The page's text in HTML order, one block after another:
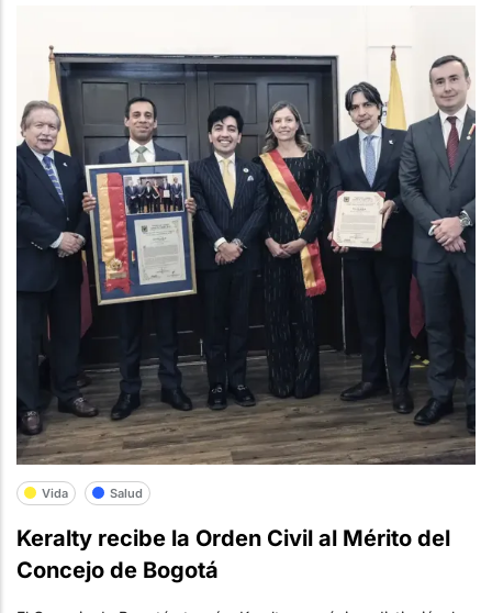
Vida Salud
Keralty recibe la Orden Civil al Mérito del
Concejo de Bogotá